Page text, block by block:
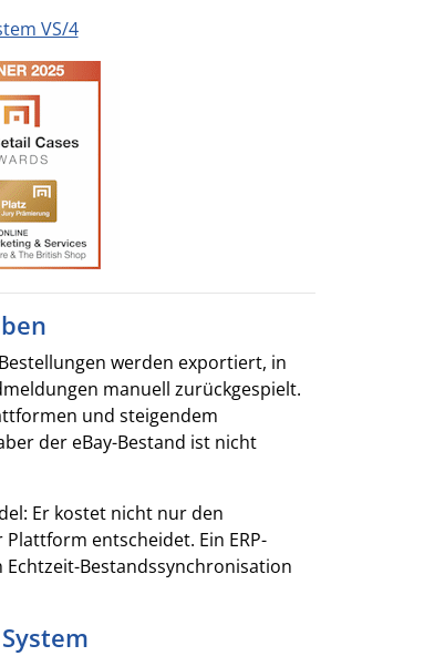
VS/4
werden exportiert, in
manuell zurückgespielt.
und steigendem
der eBay-Bestand ist nicht
Er kostet nicht nur den
entscheidet. Ein ERP-
Bestandssynchronisation